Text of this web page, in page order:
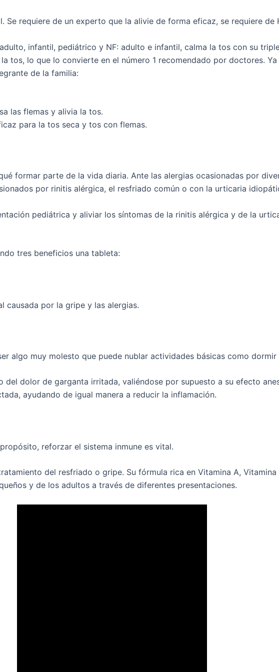
requiere de un experto que la alivie de forma eficaz, se requiere de
infantil, pediátrico y NF: adulto e infantil, calma la tos con su
tos, lo que lo convierte en el número 1 recomendado por doctores.
de la familia:
las flemas y alivia la tos.
para la tos seca y tos con flemas.
formar parte de la vida diaria. Ante las alergias ocasionadas por
por rinitis alérgica, el resfriado común o con la urticaria
pediátrica y aliviar los síntomas de la rinitis alérgica y de la
tres beneficios una tableta:
causada por la gripe y las alergias.
algo muy molesto que puede nublar actividades básicas como dormir
del dolor de garganta irritada, valiéndose por supuesto a su efecto
ayudando de igual manera a reducir la inflamación.
reforzar el sistema inmune es vital.
del resfriado o gripe. Su fórmula rica en Vitamina A,
y de los adultos a través de diferentes presentaciones.